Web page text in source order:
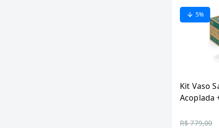
5%
Kit Vaso
Acoplada
R$ 779,00